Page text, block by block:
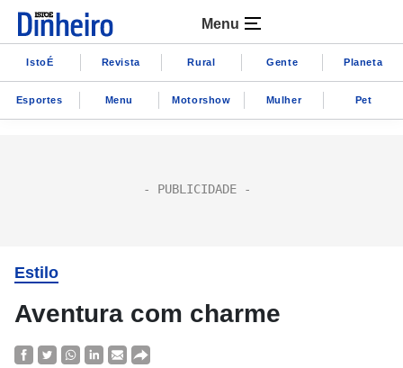
Menu
IstoÉ Revista Rural Gente Planeta
Esportes Menu Motorshow Mulher Pet
Estilo
Aventura com charme